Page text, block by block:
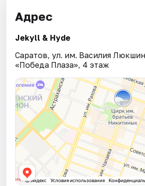
Адрес
Jekyll & Hyde
Саратов, ул. им. Василия
«Победа Плаза», 4 этаж